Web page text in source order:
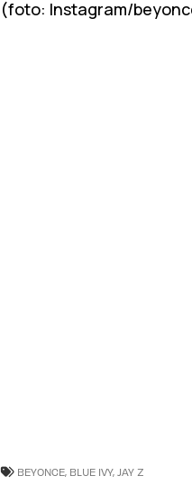
(foto: Instagram/
BEYONCE, BLUE IVY, JAY Z